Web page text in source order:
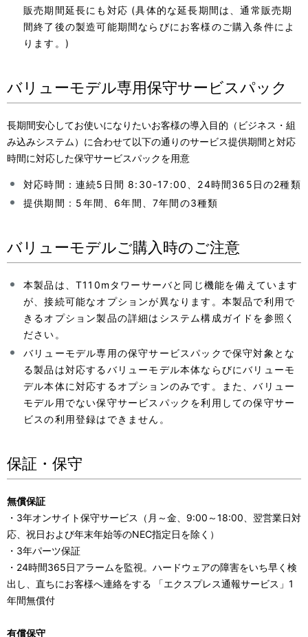
販売期間延長にも対応 (具体的な延長期間は、通常販売期
間終了後の製造可能期間ならびにお客様のご購入条件によ
ります。)
バリューモデル専用保守サービスパック
長期間安心してお使いになりたいお客様の導入目的（ビジネス・組
み込みシステム）に合わせて以下の通りのサービス提供期間と対応
時間に対応した保守サービスパックを用意
対応時間：連続5日間 8:30-17:00、24時間365日の2種類
提供期間 : 5年間、6年間、7年間の3種類
バリューモデルご購入時のご注意
本製品は、T110mタワーサーバと同じ機能を備えています
が、接続可能なオプションが異なります。本製品で利用で
きるオプション製品の詳細はシステム構成ガイドを参照く
ださい。
バリューモデル専用の保守サービスパックで保守対象とな
る製品は対応するバリューモデル本体ならびにバリューモ
デル本体に対応するオプションのみです。また、バリュー
モデル用でない保守サービスパックを利用しての保守サー
ビスの利用登録はできません。
保証・保守
無償保証
・3年オンサイト保守サービス（月～金、9:00～18:00、翌営業日対
応、祝日および年末年始等のNEC指定日を除く）
・3年パーツ保証
・24時間365日アラームを監視。ハードウェアの障害をいち早く検
出し、直ちにお客様へ連絡をする 「エクスプレス通報サービス」1
年間無償付
有償保守